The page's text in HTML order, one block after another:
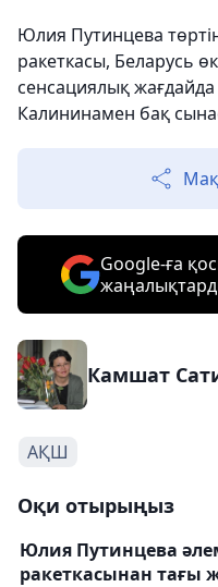
Юлия Путинцева
ракеткасы, Беларусь
сенсациялық
Калининамен бақ
Google-ға
Камшат
АҚШ
Оқи отырыңыз
Юлия Путинцева
ракеткасынан тағы